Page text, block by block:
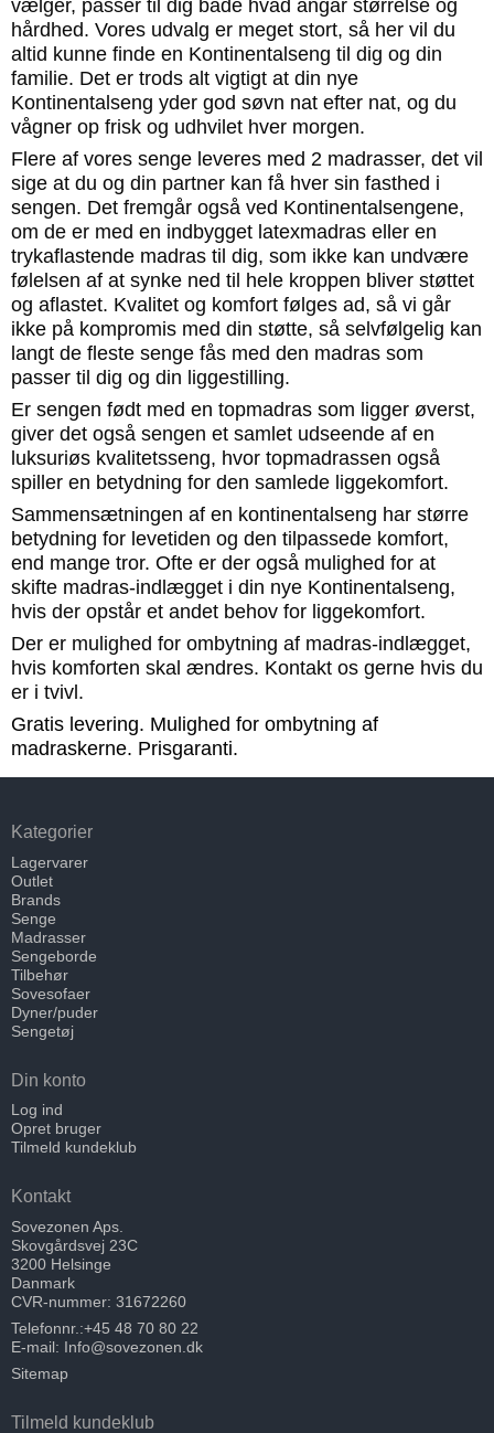
vælger, passer til dig både hvad angår størrelse og
hårdhed. Vores udvalg er meget stort, så her vil du
altid kunne finde en Kontinentalseng til dig og din
familie. Det er trods alt vigtigt at din nye
Kontinentalseng yder god søvn nat efter nat, og du
vågner op frisk og udhvilet hver morgen.
Flere af vores senge leveres med 2 madrasser, det vil
sige at du og din partner kan få hver sin fasthed i
sengen. Det fremgår også ved Kontinentalsengene,
om de er med en indbygget latexmadras eller en
trykaflastende madras til dig, som ikke kan undvære
følelsen af at synke ned til hele kroppen bliver støttet
og aflastet. Kvalitet og komfort følges ad, så vi går
ikke på kompromis med din støtte, så selvfølgelig kan
langt de fleste senge fås med den madras som
passer til dig og din liggestilling.
Er sengen født med en topmadras som ligger øverst,
giver det også sengen et samlet udseende af en
luksuriøs kvalitetsseng, hvor topmadrassen også
spiller en betydning for den samlede liggekomfort.
Sammensætningen af en kontinentalseng har større
betydning for levetiden og den tilpassede komfort,
end mange tror. Ofte er der også mulighed for at
skifte madras-indlægget i din nye Kontinentalseng,
hvis der opstår et andet behov for liggekomfort.
Der er mulighed for ombytning af madras-indlægget,
hvis komforten skal ændres. Kontakt os gerne hvis du
er i tvivl.
Gratis levering. Mulighed for ombytning af
madraskerne. Prisgaranti.
Kategorier
Lagervarer
Outlet
Brands
Senge
Madrasser
Sengeborde
Tilbehør
Sovesofaer
Dyner/puder
Sengetøj
Din konto
Log ind
Opret bruger
Tilmeld kundeklub
Kontakt
Sovezonen Aps.
Skovgårdsvej 23C
3200 Helsinge
Danmark
CVR-nummer: 31672260
Telefonnr.:+45 48 70 80 22
E-mail: Info@sovezonen.dk
Sitemap
Tilmeld kundeklub